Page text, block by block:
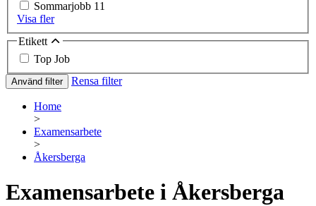
Sommarjobb 11
Visa fler
Etikett
Top Job
Använd filter Rensa filter
Home
>
Examensarbete
>
Åkersberga
Examensarbete i Åkersberga